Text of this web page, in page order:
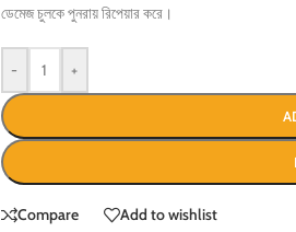
ডেমেজ চুলকে পুনরায় রিপেয়ার করে।
- +
Compare Add to wishlist